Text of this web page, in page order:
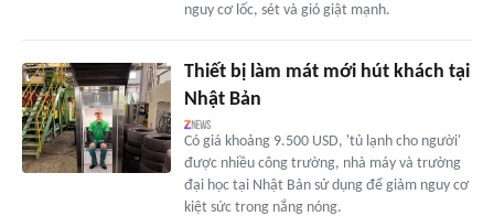
nguy cơ lốc, sét và gió giật mạnh.
Thiết bị làm mát mới hút khách tại
Nhật Bản
Có giá khoảng 9.500 USD, 'tủ lạnh cho người'
được nhiều công trường, nhà máy và trường
đại học tại Nhật Bản sử dụng để giảm nguy cơ
kiệt sức trong nắng nóng.